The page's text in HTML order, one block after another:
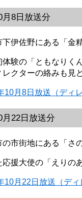
月8日放送分
下伊佐野にある「金
体験の「ともなりく
レクターの絡みも見
10月8日放送（ディ
月22日放送分
の市街地にある「さ
応援大使の「えりの
10月22日放送（ディ